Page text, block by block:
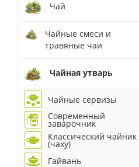
Чай
Чайные смеси и
травяные чаи
Чайная утварь
Чайные сервизы
Современный
заварочник
Классический чайник
(чаху)
Гайвань